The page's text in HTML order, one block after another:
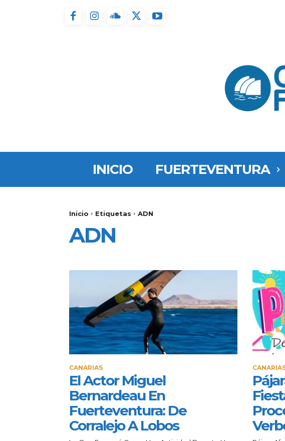
INICIO FUERTEVENTURA
Inicio Etiquetas ADN
ADN
CANARIAS
El Actor Miguel
Bernardeau En
Fuerteventura: De
Corralejo A Lobos